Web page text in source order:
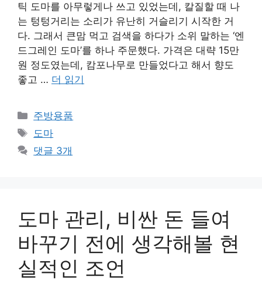
틱 도마를 아무렇게나 쓰고 있었는데, 칼질할 때 나
는 텅텅거리는 소리가 유난히 거슬리기 시작한 거
다. 그래서 큰맘 먹고 검색을 하다가 소위 말하는 ‘엔
드그레인 도마’를 하나 주문했다. 가격은 대략 15만
원 정도였는데, 캄포나무로 만들었다고 해서 향도
좋고 … 더 읽기
카
테
리
주방용품
태
그
도마
댓글 3개
도마 관리, 비싼 돈 들여
바꾸기 전에 생각해볼 현
실적인 조언